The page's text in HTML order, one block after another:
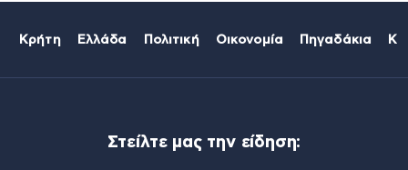
Κρήτη Ελλάδα Πολιτική Οικονομία Πηγαδάκια
Στείλτε μας την είδηση: